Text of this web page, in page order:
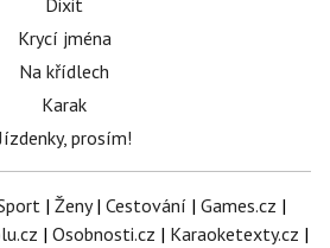
Dixit
Krycí jména
Na křídlech
Karak
prosím!
| Ženy| Cestování | Games.cz |
| Osobnosti.cz | Karaoketexty.cz |